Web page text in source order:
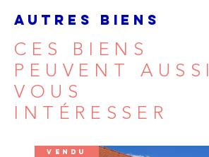
AUTRES BIENS
CES BIENS
PEUVENT AUSSI
VOUS
INTÉRESSER
VENDU